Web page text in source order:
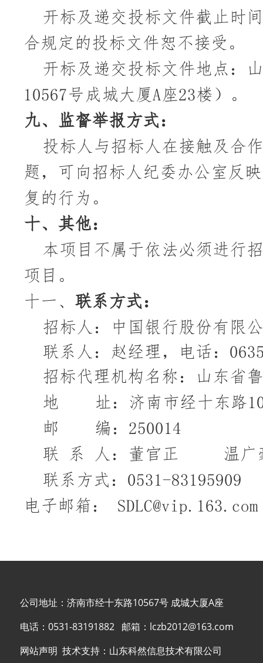
开标及递交投标文件截止时
合规定的投标文件恕不接受。
开标及递交投标文件地点：
10567号成城大厦A座23楼）。
九、
监督举报方式：
投标人与招标人在接触及合
题，可向招标人纪委办公室反
复的行为。
十、 其他：
本项目不属于依法必须进行
项目。
十一、 联系方式：
招标人：中国银行股份有限
联系人：赵经理，电话：
招标代理机构名称：山东省
地
址： 济南市经十东路
邮
编： 250014
联
系 人：董官正
温广
联系方式： 0531-
电子邮箱：
SDLC@vip.163.com
公司地址：济南市经十东路10567号 成城大厦A座
电话： 0531-83191882 邮箱： lczb2012@163.com
网站声明 技术支持： 山东科然信息技术有限公司